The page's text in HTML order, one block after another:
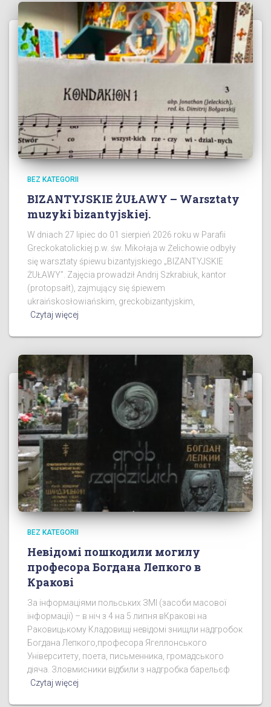
BEZ KATEGORII
BIZANTYJSKIE ŻUŁAWY – Warsztaty
muzyki bizantyjskiej.
W dniach 27 lipiec do 01 sierpień 2026 roku w Parafii
Greckokatolickiej p.w. św. Mikołaja w Żelichowie odbyły
się warsztaty śpiewu bizantyjskiego „BIZANTYJSKIE
ŻUŁAWY”. Zajęcia prowadził Andrij Szkrabiuk, kantor
(protopsałt), zajmujący się śpiewem
ukraińskosłowiańskim, greckobizantyjskim,
Czytaj więcej
BEZ KATEGORII
Невідомі пошкодили могилу
професора Богдана Лепкого в
Кракові
За інформаціями польських ЗМІ (засоби масової
інформації) – в ніч з 4 на 5 липня вКракові на
Раковицькому Кладовищі невідомі знищли надгробок
Богдана Лепкого,професора Ягеллонського
Університету, поета, письменника, громадського
діяча. Зловмисники відбили з надгробка барельєф
Czytaj więcej